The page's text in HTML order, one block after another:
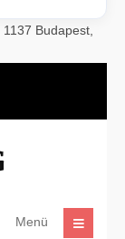
Budapest,
Menü